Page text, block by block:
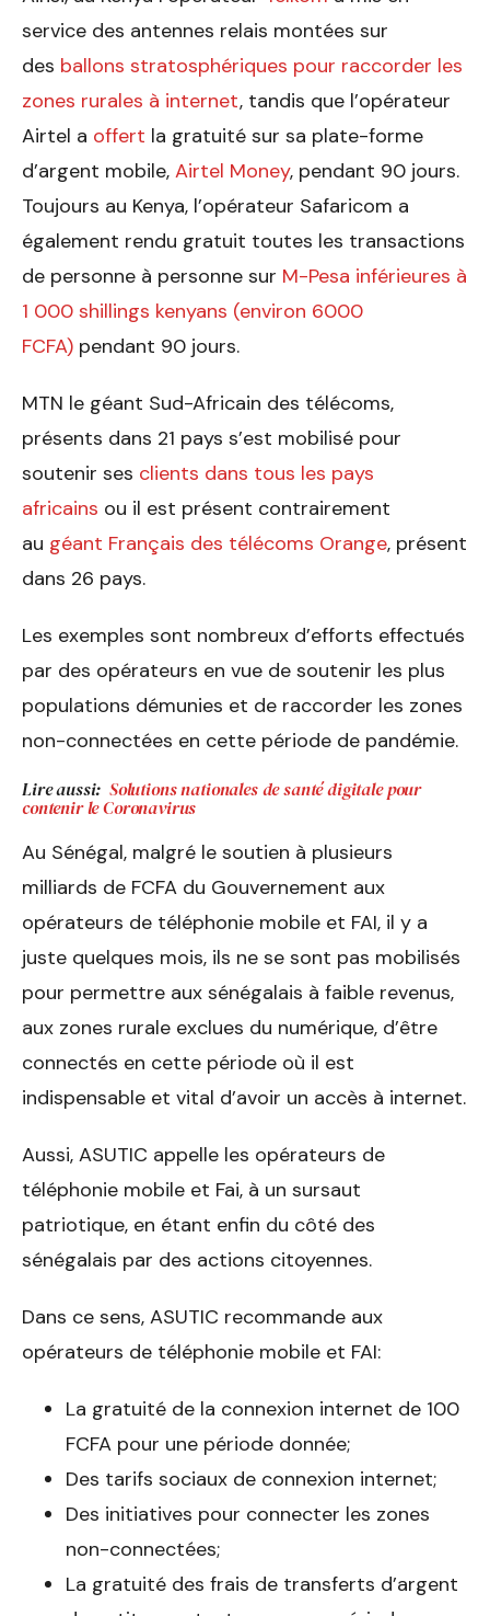
service des antennes relais montées sur
des ballons stratosphériques pour raccorder les
zones rurales à internet,­ tandis que l’opérateur
Airtel a­ offert ­la gratuité sur sa plate-forme
d’argent mobile, Airtel Money, pendant 90 jours.
Toujours au Kenya, l’opérateur Safaricom a
également­ rendu gratuit toutes les transactions
de personne à personne sur M-Pesa inférieures à
1 000 shillings kenyans (environ 6000
FCFA) pendant 90 jours.
MTN le géant Sud-Africain des télécoms,
présents dans 21 pays s’est mobilisé pour
soutenir ses clients dans tous les pays
africains ou il est présent contrairement
au géant Français des télécoms Orange, présent
dans 26 pays.
Les exemples sont nombreux d’efforts effectués
par des opérateurs en vue de soutenir les plus
populations démunies et de raccorder les zones
non-connectées en cette période de pandémie.
Lire aussi: Solutions nationales de santé digitale pour
contenir le Coronavirus
Au Sénégal, malgré le soutien à plusieurs
milliards de FCFA du Gouvernement aux
opérateurs de téléphonie mobile et FAI, il y a
juste quelques mois, ils ne se sont pas mobilisés
pour permettre aux sénégalais à faible revenus,
aux zones rurale exclues du numérique, d’être
connectés en cette période où il est
indispensable et vital d’avoir un accès à internet.
Aussi, ASUTIC appelle les opérateurs de
téléphonie mobile et Fai, à un sursaut
patriotique, en étant enfin du côté des
sénégalais par des actions citoyennes.
Dans ce sens, ASUTIC recommande aux
opérateurs de téléphonie mobile et FAI­:
La gratuité de la connexion internet de 100
FCFA pour une période donnée;
Des tarifs sociaux de connexion internet;
Des initiatives pour connecter les zones
non-connectées;
La gratuité des frais de transferts d’argent